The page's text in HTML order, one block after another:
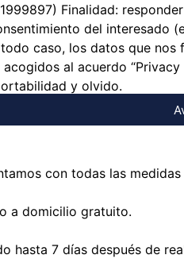
Finalidad:
del
caso, los datos que
al acuerdo
y olvido.
con todas las
a domicilio gratuito.
hasta 7 días después de